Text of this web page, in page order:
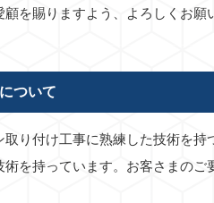
顧を賜りますよう、よろしくお願
ついて
取り付け工事に熟練した技術を
術を持っています。お客さまの